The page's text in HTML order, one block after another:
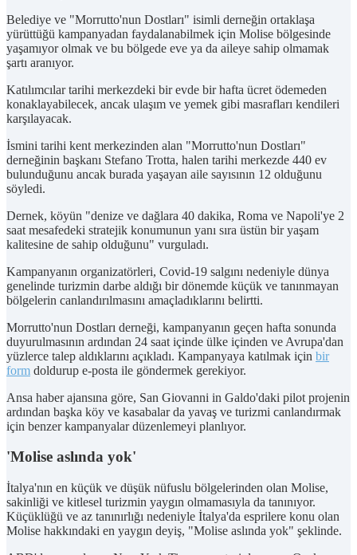
Belediye ve "Morrutto'nun Dostları" isimli derneğin ortaklaşa
yürüttüğü kampanyadan faydalanabilmek için Molise bölgesinde
yaşamıyor olmak ve bu bölgede eve ya da aileye sahip olmamak
şartı aranıyor.
Katılımcılar tarihi merkezdeki bir evde bir hafta ücret ödemeden
konaklayabilecek, ancak ulaşım ve yemek gibi masrafları kendileri
karşılayacak.
İsmini tarihi kent merkezinden alan "Morrutto'nun Dostları"
derneğinin başkanı Stefano Trotta, halen tarihi merkezde 440 ev
bulunduğunu ancak burada yaşayan aile sayısının 12 olduğunu
söyledi.
Dernek, köyün "denize ve dağlara 40 dakika, Roma ve Napoli'ye 2
saat mesafedeki stratejik konumunun yanı sıra üstün bir yaşam
kalitesine de sahip olduğunu" vurguladı.
Kampanyanın organizatörleri, Covid-19 salgını nedeniyle dünya
genelinde turizmin darbe aldığı bir dönemde küçük ve tanınmayan
bölgelerin canlandırılmasını amaçladıklarını belirtti.
Morrutto'nun Dostları derneği, kampanyanın geçen hafta sonunda
duyurulmasının ardından 24 saat içinde ülke içinden ve Avrupa'dan
yüzlerce talep aldıklarını açıkladı. Kampanyaya katılmak için bir
form doldurup e-posta ile göndermek gerekiyor.
Ansa haber ajansına göre, San Giovanni in Galdo'daki pilot projenin
ardından başka köy ve kasabalar da yavaş ve turizmi canlandırmak
için benzer kampanyalar düzenlemeyi planlıyor.
'Molise aslında yok'
İtalya'nın en küçük ve düşük nüfuslu bölgelerinden olan Molise,
sakinliği ve kitlesel turizmin yaygın olmamasıyla da tanınıyor.
Küçüklüğü ve az tanınırlığı nedeniyle İtalya'da esprilere konu olan
Molise hakkındaki en yaygın deyiş, "Molise aslında yok" şeklinde.